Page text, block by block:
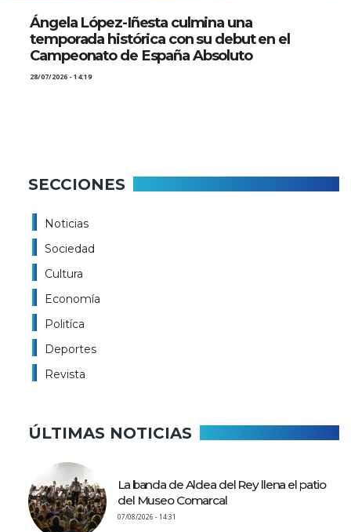
Ángela López-Iñesta culmina una
temporada histórica con su debut en el
Campeonato de España Absoluto
28/07/2026 - 14:19
SECCIONES
Noticias
Sociedad
Cultura
Economía
Politíca
Deportes
Revista
ÚLTIMAS NOTICIAS
La banda de Aldea del Rey llena el patio
del Museo Comarcal
07/08/2026 - 14:31